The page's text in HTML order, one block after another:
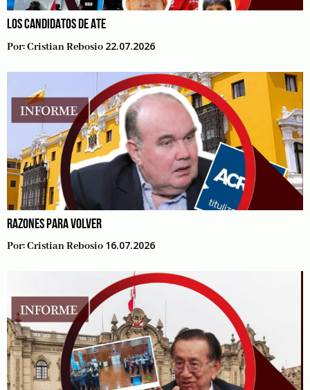
LOS CANDIDATOS DE ATE
Por:Cristian Rebosio 22.07.2026
RAZONES PARA VOLVER
Por:Cristian Rebosio 16.07.2026